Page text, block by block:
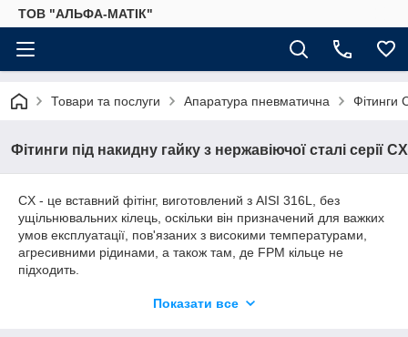
ТОВ "АЛЬФА-МАТІК"
Товари та послуги Апаратура пневматична Фітинги
Фітинги під накидну гайку з нержавіючої сталі серії CX
CX - це вставний фітінг, виготовлений з AISI 316L, без
ущільнювальних кілець, оскільки він призначений для важких
умов експлуатації, пов'язаних з високими температурами,
агресивними рідинами, а також там, де FPM кільце не
підходить.
Показати все